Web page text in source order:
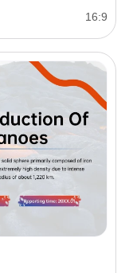
16:9